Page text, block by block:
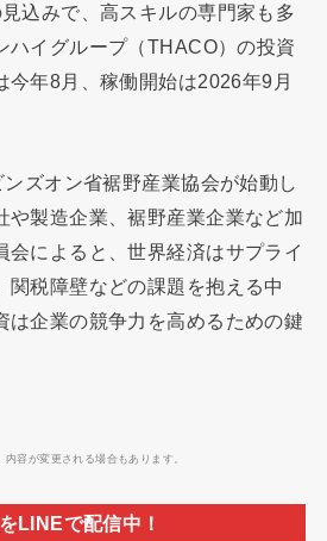
込みで、高スキルの専門家も多
ハイグループ（THACO）の投資
今年8月、稼働開始は2026年9月
ズオン省裾野産業協会が始動し
や製造企業、裾野産業企業など加
会によると、世界経済はサプライ
関税障壁などの課題を抱える中
は企業の競争力を高めるための鍵
容が変更される場合もあります。